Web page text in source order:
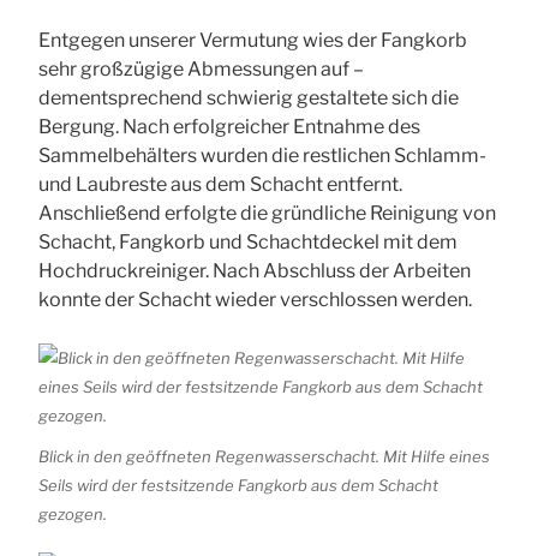
Entgegen unserer Vermutung wies der Fangkorb
sehr großzügige Abmessungen auf –
dementsprechend schwierig gestaltete sich die
Bergung. Nach erfolgreicher Entnahme des
Sammelbehälters wurden die restlichen Schlamm-
und Laubreste aus dem Schacht entfernt.
Anschließend erfolgte die gründliche Reinigung von
Schacht, Fangkorb und Schachtdeckel mit dem
Hochdruckreiniger. Nach Abschluss der Arbeiten
konnte der Schacht wieder verschlossen werden.
Blick in den geöffneten Regenwasserschacht. Mit Hilfe eines
Seils wird der festsitzende Fangkorb aus dem Schacht
gezogen.